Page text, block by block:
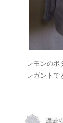
レモンのボ
レガントで